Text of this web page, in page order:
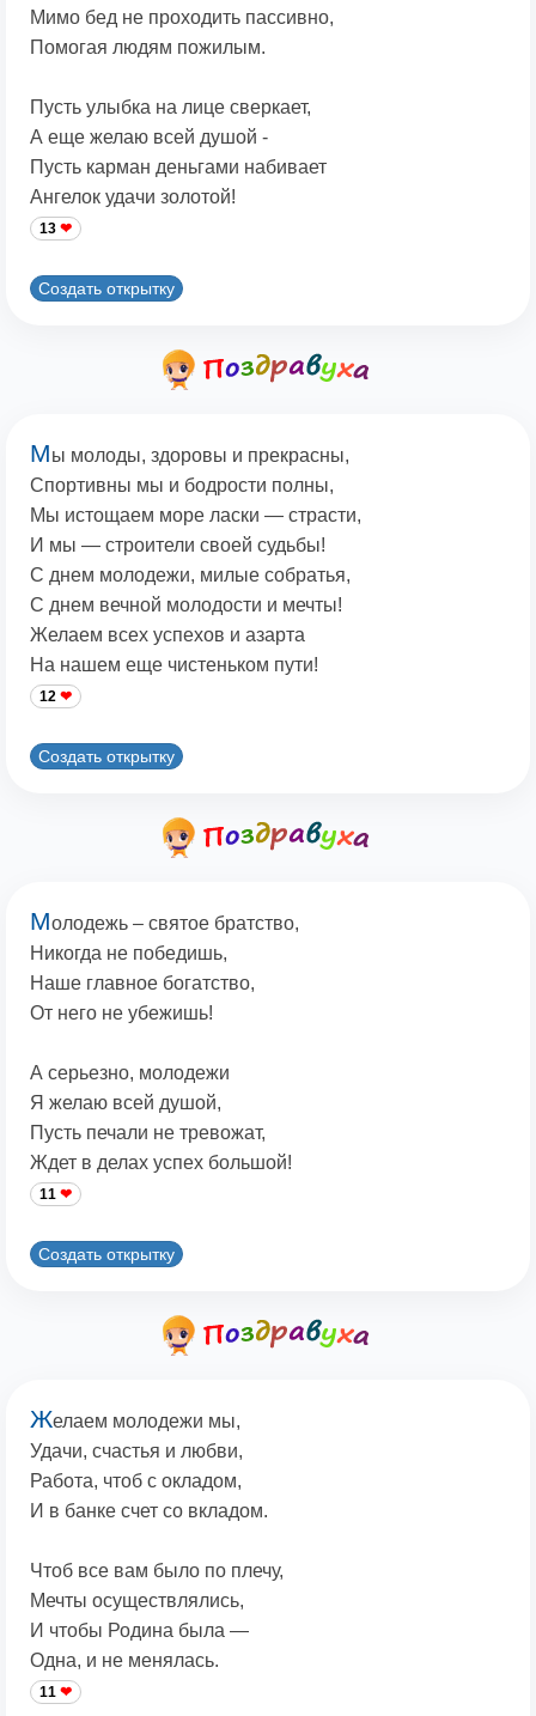
Мимо бед не проходить пассивно,
Помогая людям пожилым.
Пусть улыбка на лице сверкает,
А еще желаю всей душой -
Пусть карман деньгами набивает
Ангелок удачи золотой!
13
Создать открытку
Мы молоды, здоровы и прекрасны,
Спортивны мы и бодрости полны,
Мы истощаем море ласки — страсти,
И мы — строители своей судьбы!
С днем молодежи, милые собратья,
С днем вечной молодости и мечты!
Желаем всех успехов и азарта
На нашем еще чистеньком пути!
12
Создать открытку
Молодежь – святое братство,
Никогда не победишь,
Наше главное богатство,
От него не убежишь!
А серьезно, молодежи
Я желаю всей душой,
Пусть печали не тревожат,
Ждет в делах успех большой!
11
Создать открытку
Желаем молодежи мы,
Удачи, счастья и любви,
Работа, чтоб с окладом,
И в банке счет со вкладом.
Чтоб все вам было по плечу,
Мечты осуществлялись,
И чтобы Родина была —
Одна, и не менялась.
11